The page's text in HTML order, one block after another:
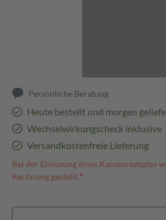
Persönliche Beratung
Heute bestellt und morgen
Wechselwirkungscheck inklusive
Versandkostenfreie Lieferung
Bei der Einlösung eines Kassenrezeptes
Rechnung gestellt.⁴